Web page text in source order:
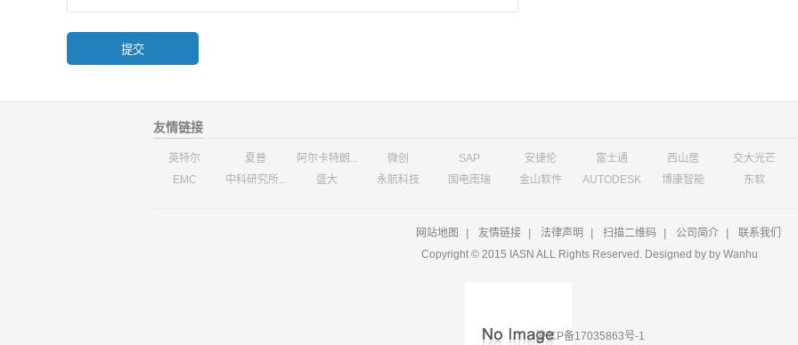
友情链接
英特尔 夏普 阿尔卡特朗... 微创 SAP 安捷伦 富士通 西山居
交大光芒
EMC
中科研究所... 盛大 永航科技 国电南瑞 金山软件 AUTODESK 博康智能 东软
网站地图 | 友情链接 | 法律声明 | 扫描二维码 | 公司简介 |
联系我们
Copyright © 2015 IASN ALL Rights Reserved. Designed by by Wanhu
沪ICP备17035863号-1